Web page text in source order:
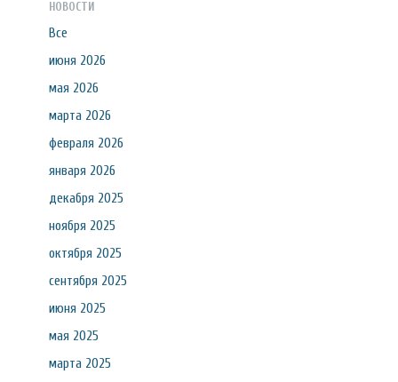
НОВОСТИ
Все
июня 2026
мая 2026
марта 2026
февраля 2026
января 2026
декабря 2025
ноября 2025
октября 2025
сентября 2025
июня 2025
мая 2025
марта 2025